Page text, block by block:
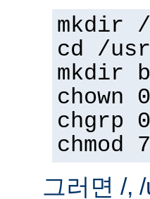
mkdir
cd /
mkdir
chgrp
그러면 /,